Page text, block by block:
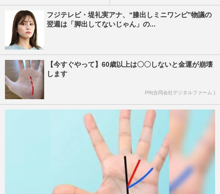
フジテレビ・堤礼実アナ、“膝出しミニワンピ”物議の
翌週は「脚出してないじゃん」の...
【今すぐやって】60歳以上は〇〇しないと金運が崩壊
します
PR(合同会社デジタルファーム )